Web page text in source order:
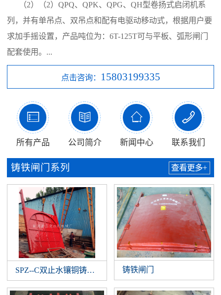
（2）（2）QPQ、QPK、QPG、QH型卷扬式启闭机系
列，并有单吊点、双吊点和配有电驱动移动式，根据用户要
求加手摇设置，产品吨位为：6T-125T可与平板、弧形闸门
配套使用。...
点击咨询： 15803199335

所有产品

公司简介

新闻中心

联系我们
铸铁闸门系列 查看更多+
SPZ--C双止水镶铜铸铁闸门 铸铁闸门